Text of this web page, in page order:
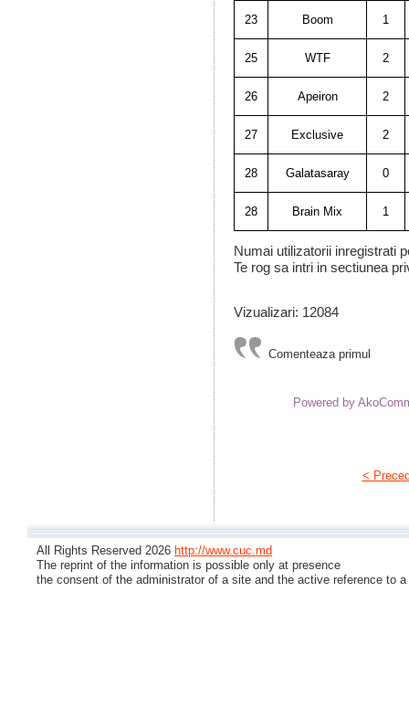
23 Boom 1
25 WTF 2
26 Apeiron 2
27 Exclusive 2
28 Galatasaray 0
28 Brain Mix 1
Numai utilizatorii inregistrati
Te rog sa intri in sectiunea
Vizualizari: 12084
Comenteaza primul
Powered by
<
All Rights Reserved 2026 http://www.cuc.md
The reprint of the information is possible only at presence
the consent of the administrator of a site and the active reference to